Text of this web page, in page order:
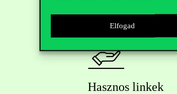
Elfogad
Hasznos linkek